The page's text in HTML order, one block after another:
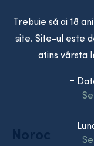
Trebuie să ai 18
site. Site-ul este
atins vârsta